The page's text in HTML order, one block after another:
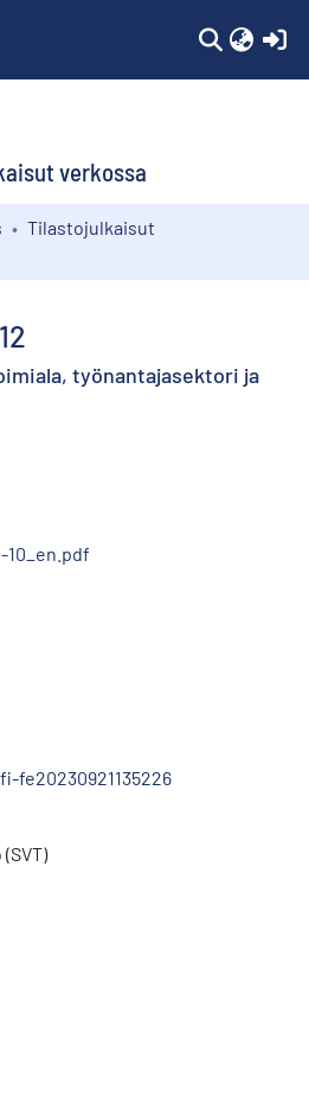
verkossa
Tilastojulkaisut
työnantajasektori ja
10_en.pdf
fe20230921135226